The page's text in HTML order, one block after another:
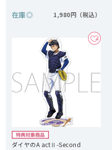
在庫◎ 1,980円
ダイヤのA actⅡ-Second